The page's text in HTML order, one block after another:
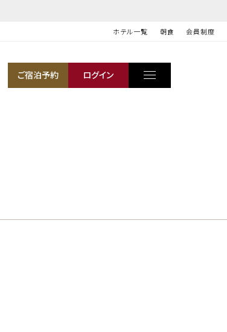
ホテル一覧 朝食 会員制度
ご宿泊予約 ログイン